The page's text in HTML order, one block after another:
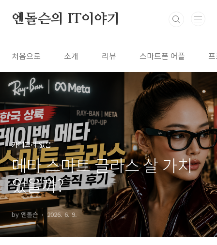
엔돌슨의 IT이야기
처음으로 소개 리뷰 스마트폰 어플
카테고리 없음
메타 스마트 글라스 살 가치
있을까?
by 엔돌슨 2026. 6. 9.